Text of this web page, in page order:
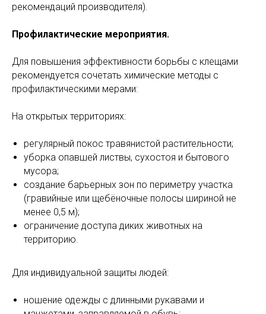
рекомендаций производителя).
Профилактические мероприятия.
Для повышения эффективности борьбы с клещами
рекомендуется сочетать химические методы с
профилактическими мерами:
На открытых территориях:
регулярный покос травянистой растительности;
уборка опавшей листвы, сухостоя и бытового
мусора;
создание барьерных зон по периметру участка
(гравийные или щебёночные полосы шириной не
менее 0,5 м);
ограничение доступа диких животных на
территорию.
Для индивидуальной защиты людей:
ношение одежды с длинными рукавами и